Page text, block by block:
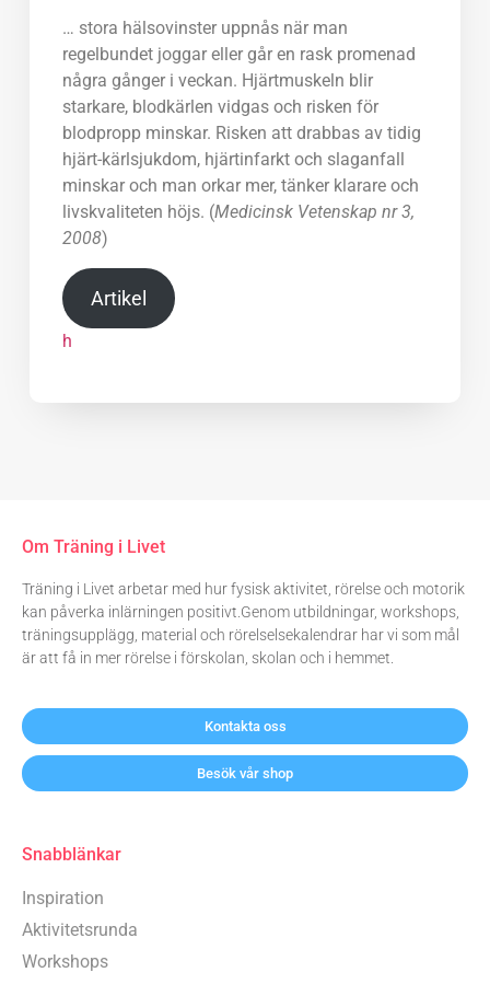
… stora hälsovinster uppnås när man
regelbundet joggar eller går en rask promenad
några gånger i veckan. Hjärtmuskeln blir
starkare, blodkärlen vidgas och risken för
blodpropp minskar. Risken att drabbas av tidig
hjärt-kärlsjukdom, hjärtinfarkt och slaganfall
minskar och man orkar mer, tänker klarare och
livskvaliteten höjs. (Medicinsk Vetenskap nr 3,
2008)
Artikel
h
Om Träning i Livet
Träning i Livet arbetar med hur fysisk aktivitet, rörelse och motorik
kan påverka inlärningen positivt.Genom utbildningar, workshops,
träningsupplägg, material och rörelselsekalendrar har vi som mål
är att få in mer rörelse i förskolan, skolan och i hemmet.
Kontakta oss
Besök vår shop
Snabblänkar
Inspiration
Aktivitetsrunda
Workshops